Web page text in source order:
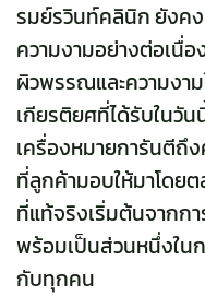
รมย์รวินท์คลินิก ยังค
ความงามอย่างต่อเนื่
ผิวพรรณและความงาม
เกียรติยศที่ได้รับในวัน
เครื่องหมายการันตีถึง
ที่ลูกค้ามอบให้มาโดยต
ที่แท้จริงเริ่มต้นจากกา
พร้อมเป็นส่วนหนึ่งใน
กับทุกคน